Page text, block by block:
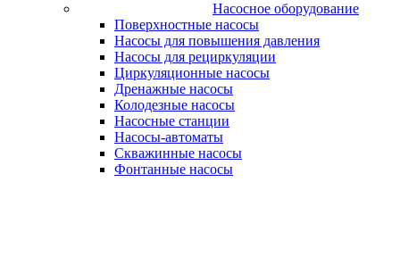
Насосное оборудование
Поверхностные насосы
Насосы для повышения давления
Насосы для рециркуляции
Циркуляционные насосы
Дренажные насосы
Колодезные насосы
Насосные станции
Насосы-автоматы
Скважинные насосы
Фонтанные насосы